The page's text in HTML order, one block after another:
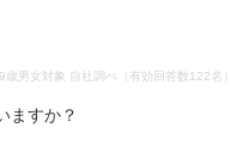
男女対象 自社調べ（有効回答数122名）
ますか？